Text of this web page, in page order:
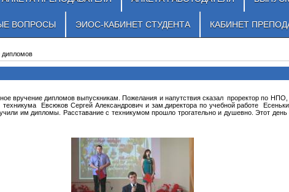
ВОПРОСЫ ЭИОС-КАБИНЕТ СТУДЕНТА КАБИНЕТ
дипломов
вручение дипломов выпускникам. Пожелания и напутствия сказал проректор по
Евсюков Сергей Александрович и зам.директора по учебной работе
им дипломы. Расставание с техникумом прошло трогательно и душевно. Этот день